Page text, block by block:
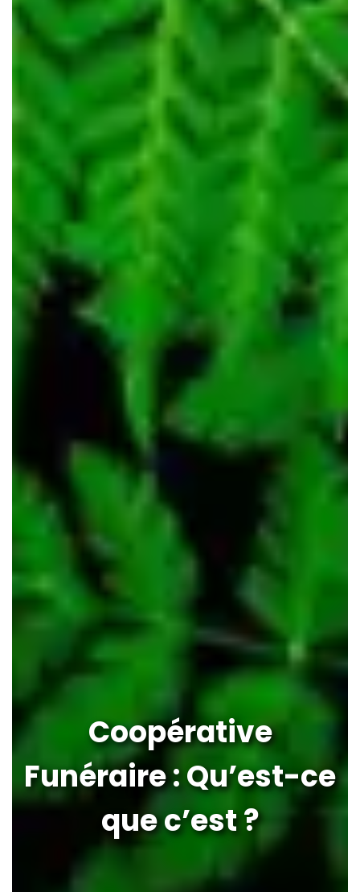
Coopérative
Funéraire : Qu’est-ce
que c’est ?